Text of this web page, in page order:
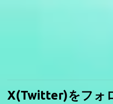
X(Twitter)をフォ